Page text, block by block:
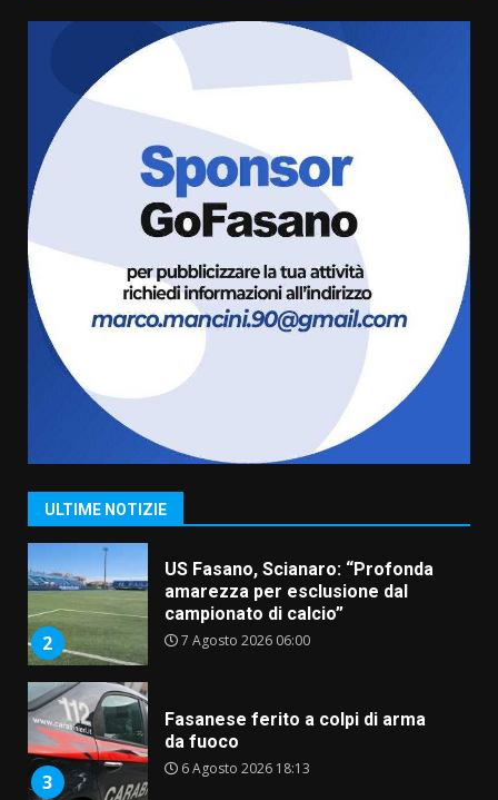
ULTIME NOTIZIE
cittadina di Fratelli d’Italia,
pronta a tornare in Consiglio
comunale
6 Agosto 2026 08:00
Cura dei beni comuni e
cittadinanza attiva: online
l’avviso per la gestione
condivisa della Villetta di
Laureto
7
La magia del Minareto e la prima
assoluta de “L’Albergo
Belvedere. Il rapimento”
6 Agosto 2026 06:15
1
“I Contestatori: Musica di
Rivoluzione”: nuovo
appuntamento con “Fasano in
2
US Fasano, Scianaro: “Profonda
amarezza per esclusione dal
campionato di calcio”
7 Agosto 2026 06:00
3
Fasanese ferito a colpi di arma
da fuoco
6 Agosto 2026 18:13